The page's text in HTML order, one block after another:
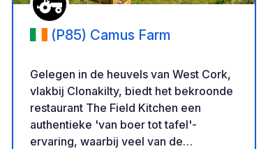
(P85) Camus Farm
Gelegen in de heuvels van West Cork,
vlakbij Clonakilty, biedt het bekroonde
restaurant The Field Kitchen een
authentieke 'van boer tot tafel'-
ervaring, waarbij veel van de